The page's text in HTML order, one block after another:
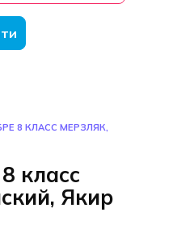
8 КЛАСС МЕРЗЛЯК,
класс
Якир